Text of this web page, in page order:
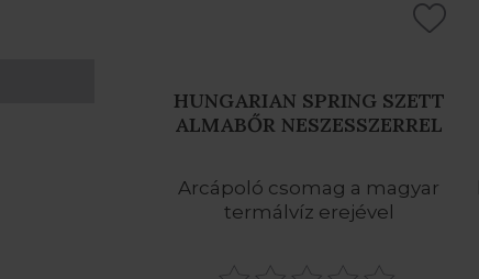
HUNGARIAN SPRING SZETT
ALMABŐR NESZESSZERREL
Arcápoló csomag a magyar
termálvíz erejével